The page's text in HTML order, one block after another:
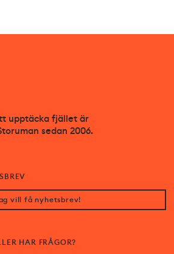
upptäcka fjället är
sedan 2006.
HAR FRÅGOR?
vill få nyhetsbrev!